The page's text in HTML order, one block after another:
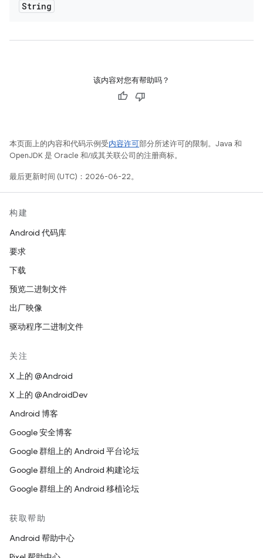
String
该内容对您有帮助吗？
本页面上的内容和代码示例受内容许可部分所述许可的限制。Java 和
OpenJDK 是 Oracle 和/或其关联公司的注册商标。
最后更新时间 (UTC)：2026-06-22。
构建
Android 代码库
要求
下载
预览二进制文件
出厂映像
驱动程序二进制文件
关注
X 上的 @Android
X 上的 @AndroidDev
Android 博客
Google 安全博客
Google 群组上的 Android 平台论坛
Google 群组上的 Android 构建论坛
Google 群组上的 Android 移植论坛
获取帮助
Android 帮助中心